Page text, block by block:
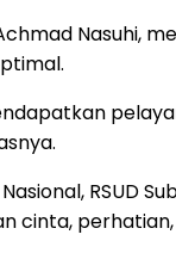
Achmad
RSUD
cinta,